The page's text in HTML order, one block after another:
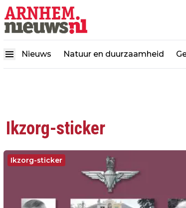
Nieuws Natuur en duurzaamheid
Ikzorg-sticker
Ikzorg-sticker